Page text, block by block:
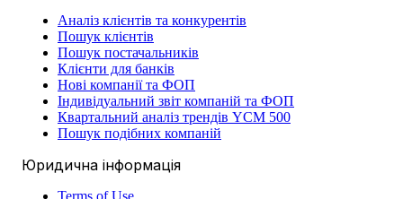
Аналіз клієнтів та конкурентів
Пошук клієнтів
Пошук постачальників
Клієнти для банків
Нові компанії та ФОП
Індивідуальний звіт компаній та ФОП
Квартальний аналіз трендів YCM 500
Пошук подібних компаній
Юридична інформація
Terms of Use